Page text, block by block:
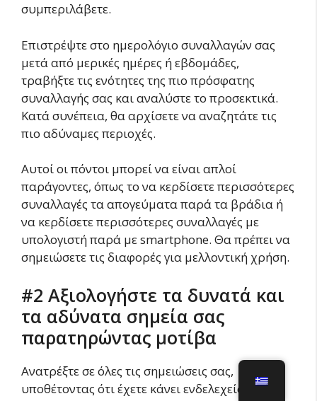
συμπεριλάβετε.
Επιστρέψτε στο ημερολόγιο συναλλαγών σας
μετά από μερικές ημέρες ή εβδομάδες,
τραβήξτε τις ενότητες της πιο πρόσφατης
συναλλαγής σας και αναλύστε το προσεκτικά.
Κατά συνέπεια, θα αρχίσετε να αναζητάτε τις
πιο αδύναμες περιοχές.
Αυτοί οι πόντοι μπορεί να είναι απλοί
παράγοντες, όπως το να κερδίσετε περισσότερες
συναλλαγές τα απογεύματα παρά τα βράδια ή
να κερδίσετε περισσότερες συναλλαγές με
υπολογιστή παρά με smartphone. Θα πρέπει να
σημειώσετε τις διαφορές για μελλοντική χρήση.
#2 Αξιολογήστε τα δυνατά και
τα αδύνατα σημεία σας
παρατηρώντας μοτίβα
Ανατρέξτε σε όλες τις σημειώσεις σας,
υποθέτοντας ότι έχετε κάνει ενδελεχείς